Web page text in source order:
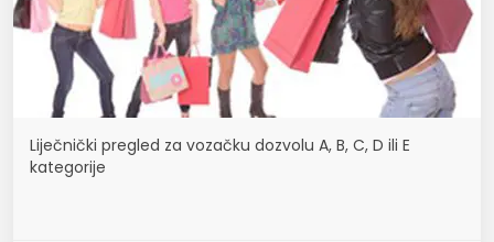
Liječnički pregled za vozačku dozvolu A, B, C, D ili E
kategorije